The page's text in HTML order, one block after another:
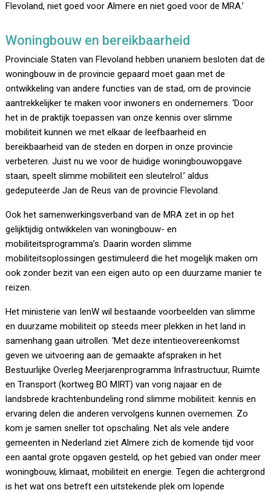
Flevoland, niet goed voor Almere en niet goed voor de MRA.’
Woningbouw en bereikbaarheid
Provinciale Staten van Flevoland hebben unaniem besloten dat de
woningbouw in de provincie gepaard moet gaan met de
ontwikkeling van andere functies van de stad, om de provincie
aantrekkelijker te maken voor inwoners en ondernemers. ‘Door
het in de praktijk toepassen van onze kennis over slimme
mobiliteit kunnen we met elkaar de leefbaarheid en
bereikbaarheid van de steden en dorpen in onze provincie
verbeteren. Juist nu we voor de huidige woningbouwopgave
staan, speelt slimme mobiliteit een sleutelrol.’ aldus
gedeputeerde Jan de Reus van de provincie Flevoland.
Ook het samenwerkingsverband van de MRA zet in op het
gelijktijdig ontwikkelen van woningbouw- en
mobiliteitsprogramma’s. Daarin worden slimme
mobiliteitsoplossingen gestimuleerd die het mogelijk maken om
ook zonder bezit van een eigen auto op een duurzame manier te
reizen.
Het ministerie van IenW wil bestaande voorbeelden van slimme
en duurzame mobiliteit op steeds meer plekken in het land in
samenhang gaan uitrollen. ‘Met deze intentieovereenkomst
geven we uitvoering aan de gemaakte afspraken in het
Bestuurlijke Overleg Meerjarenprogramma Infrastructuur, Ruimte
en Transport (kortweg BO MIRT) van vorig najaar en de
landsbrede krachtenbundeling rond slimme mobiliteit: kennis en
ervaring delen die anderen vervolgens kunnen overnemen. Zo
kom je samen sneller tot opschaling. Net als vele andere
gemeenten in Nederland ziet Almere zich de komende tijd voor
een aantal grote opgaven gesteld, op het gebied van onder meer
woningbouw, klimaat, mobiliteit en energie. Tegen die achtergrond
is het wat ons betreft een uitstekende plek om lopende